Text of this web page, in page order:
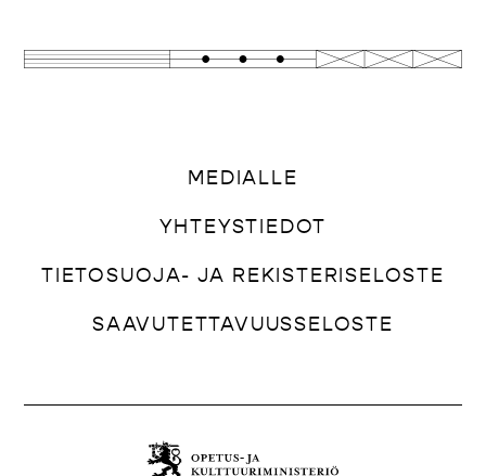
MEDIALLE
YHTEYSTIEDOT
TIETOSUOJA- JA REKISTERISELOSTE
SAAVUTETTAVUUSSELOSTE